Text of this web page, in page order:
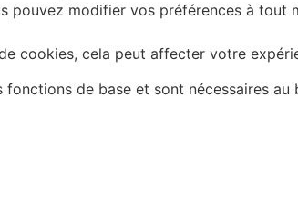
modifier vos préférences à tout
cookies, cela peut affecter votre
de base et sont nécessaires